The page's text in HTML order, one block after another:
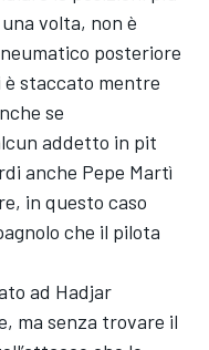
volta, non è
posteriore
staccato mentre
se
addetto in pit
anche Pepe Martì
in questo caso
che il pilota
ad Hadjar
ma senza trovare il